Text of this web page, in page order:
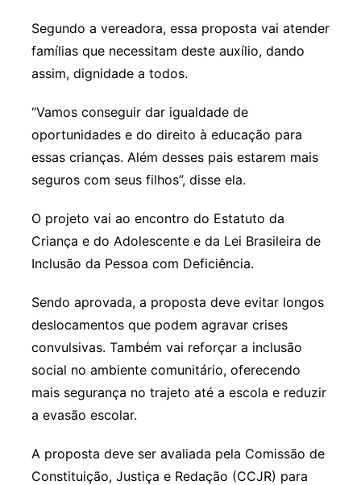
Segundo a vereadora, essa proposta vai atender
famílias que necessitam deste auxílio, dando
assim, dignidade a todos.
“Vamos conseguir dar igualdade de
oportunidades e do direito à educação para
essas crianças. Além desses pais estarem mais
seguros com seus filhos”, disse ela.
O projeto vai ao encontro do Estatuto da
Criança e do Adolescente e da Lei Brasileira de
Inclusão da Pessoa com Deficiência.
Sendo aprovada, a proposta deve evitar longos
deslocamentos que podem agravar crises
convulsivas. Também vai reforçar a inclusão
social no ambiente comunitário, oferecendo
mais segurança no trajeto até a escola e reduzir
a evasão escolar.
A proposta deve ser avaliada pela Comissão de
Constituição, Justiça e Redação (CCJR) para